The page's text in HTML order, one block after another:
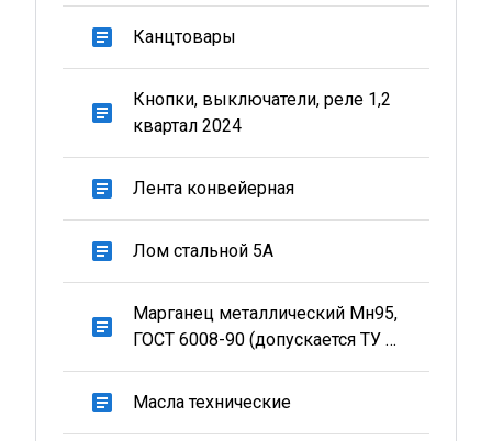
article Канцтовары
article
Кнопки, выключатели, реле 1,2
квартал 2024
article Лента конвейерная
article Лом стальной 5А
article
Марганец металлический Мн95,
ГОСТ 6008-90 (допускается ТУ У
24.1-00186542-002:2017)
article Масла технические